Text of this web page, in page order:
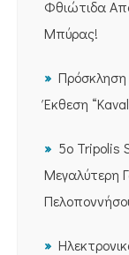
Φθιώτιδα
Μπύρας!
Πρόσκληση
Έκθεση
5ο Tripolis
Μεγαλύτερη